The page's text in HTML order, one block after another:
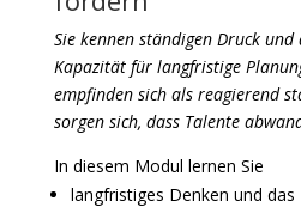
Sie kennen ständigen Druck und
Kapazität für langfristige
empfinden sich als reagierend
sorgen sich, dass Talente
In diesem Modul lernen Sie
langfristiges Denken und